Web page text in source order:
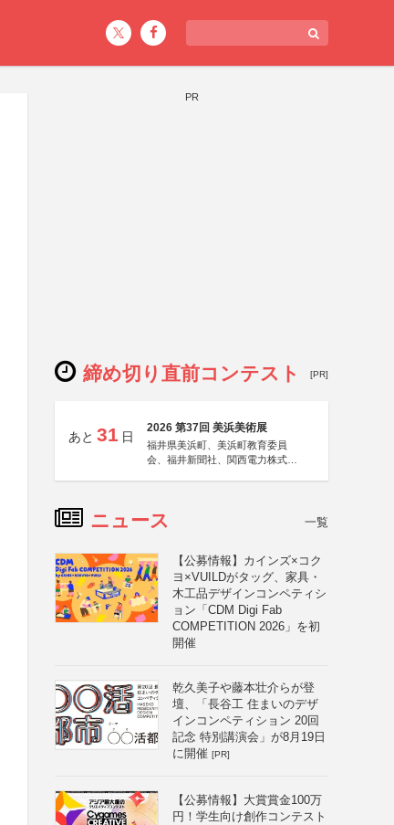
PR
締め切り直前コンテスト [PR]
あと 31 日
2026 第37回 美浜美術展
福井県美浜町、美浜町教育委員
会、福井新聞社、関西電力株式会
ニュース 一覧
【公募情報】カインズ×コク
ヨ×VUILDがタッグ、家具・
木工品デザインコンペティシ
ョン「CDM Digi Fab
COMPETITION 2026」を初
開催
乾久美子や藤本壮介らが登
壇、「長谷工 住まいのデザ
インコンペティション 20回
記念 特別講演会」が8月19日
に開催 [PR]
【公募情報】大賞賞金100万
円！学生向け創作コンテスト